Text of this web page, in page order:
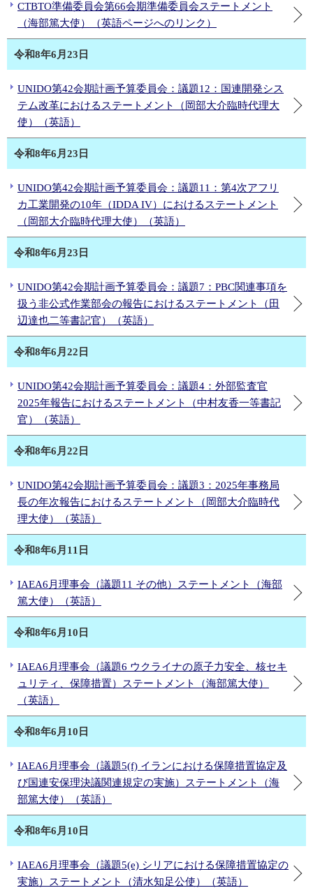
CTBTO準備委員会第66会期準備委員会ステートメント
（海部篤大使）（英語ページへのリンク）
令和8年6月23日
UNIDO第42会期計画予算委員会：議題12：国連開発シス
テム改革におけるステートメント（岡部大介臨時代理大
使）（英語）
令和8年6月23日
UNIDO第42会期計画予算委員会：議題11：第4次アフリ
カ工業開発の10年（IDDA IV）におけるステートメント
（岡部大介臨時代理大使）（英語）
令和8年6月23日
UNIDO第42会期計画予算委員会：議題7：PBC関連事項を
扱う非公式作業部会の報告におけるステートメント（田
辺達也二等書記官）（英語）
令和8年6月22日
UNIDO第42会期計画予算委員会：議題4：外部監査官
2025年報告におけるステートメント（中村友香一等書記
官）（英語）
令和8年6月22日
UNIDO第42会期計画予算委員会：議題3：2025年事務局
長の年次報告におけるステートメント（岡部大介臨時代
理大使）（英語）
令和8年6月11日
IAEA6月理事会（議題11 その他）ステートメント（海部
篤大使）（英語）
令和8年6月10日
IAEA6月理事会（議題6 ウクライナの原子力安全、核セキ
ュリティ、保障措置）ステートメント（海部篤大使）
（英語）
令和8年6月10日
IAEA6月理事会（議題5(f) イランにおける保障措置協定及
び国連安保理決議関連規定の実施）ステートメント（海
部篤大使）（英語）
令和8年6月10日
IAEA6月理事会（議題5(e) シリアにおける保障措置協定の
実施）ステートメント（清水知足公使）（英語）